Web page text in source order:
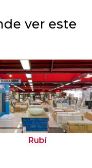
ver este
Rubí